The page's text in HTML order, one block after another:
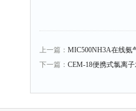
上一篇： MIC500NH3A在线氨
下一篇： CEM-18便携式氯离